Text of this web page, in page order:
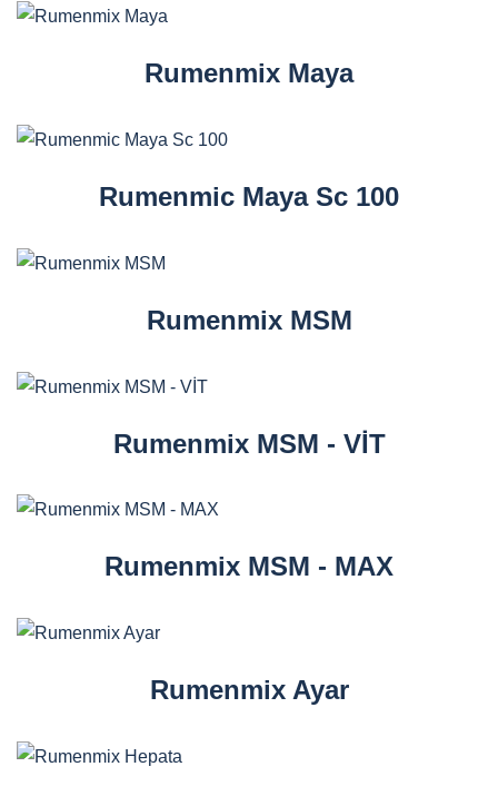
Rumenmix Maya
Rumenmic Maya Sc 100
Rumenmix MSM
Rumenmix MSM - VİT
Rumenmix MSM - MAX
Rumenmix Ayar